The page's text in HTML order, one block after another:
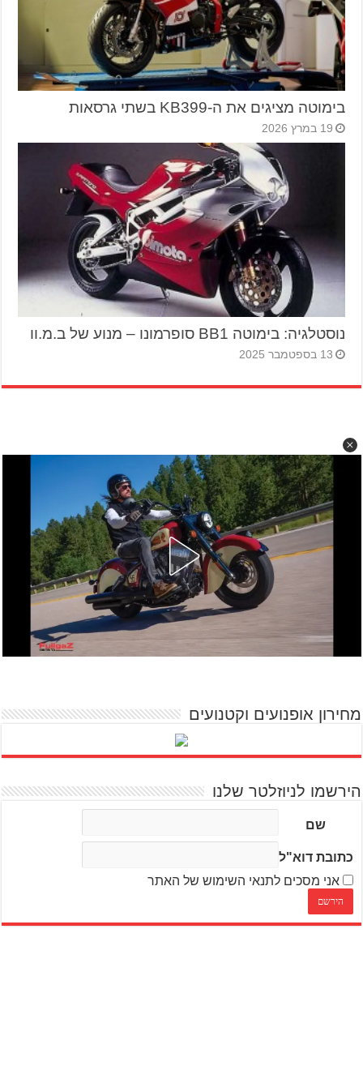
בימוטה מציגים את ה-KB399 בשתי גרסאות
19 במרץ 2026
נוסטלגיה: בימוטה BB1 סופרמונו – מנוע של ב.מ.וו
13 בספטמבר 2025
מחירון אופנועים וקטנועים
הירשמו לניוזלטר שלנו
שם
כתובת דוא"ל
אני מסכים לתנאי השימוש של האתר